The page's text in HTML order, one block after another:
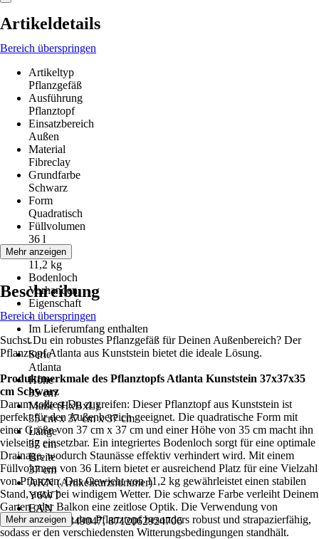
Artikeldetails
Bereich überspringen
Artikeltyp
Pflanzgefäß
Ausführung
Pflanztopf
Einsatzbereich
Außen
Material
Fibreclay
Grundfarbe
Schwarz
Form
Quadratisch
Füllvolumen
36 l
Gewicht
11,2 kg
Bodenloch
Vorhanden
Eigenschaft
-
Im Lieferumfang enthalten
-
Serie
Atlanta
Höhe
35 cm
Maße (HxBxL)
35 cm x 37 cm x 37 cm
Länge
37 cm
Breite
37 cm
AKN (Artikelkurznummer)
Y6WT
EAN
8712062849047, 8712062924706
Mehr anzeigen
Beschreibung
Bereich überspringen
Suchst Du ein robustes Pflanzgefäß für Deinen Außenbereich? Der
Pflanztopf Atlanta aus Kunststein bietet die ideale Lösung.
Produktmerkmale des Pflanztopfs Atlanta Kunststein 37x37x35
cm Schwarz
Darum solltest Du zugreifen: Dieser Pflanztopf aus Kunststein ist
perfekt für den Außenbereich geeignet. Die quadratische Form mit
einer Größe von 37 cm x 37 cm und einer Höhe von 35 cm macht ihn
vielseitig einsetzbar. Ein integriertes Bodenloch sorgt für eine optimale
Drainage, wodurch Staunässe effektiv verhindert wird. Mit einem
Füllvolumen von 36 Litern bietet er ausreichend Platz für eine Vielzahl
von Pflanzen. Das Gewicht von 11,2 kg gewährleistet einen stabilen
Stand, auch bei windigem Wetter. Die schwarze Farbe verleiht Deinem
Garten oder Balkon eine zeitlose Optik. Die Verwendung von
Fasererde macht den Pflanztopf besonders robust und strapazierfähig,
sodass er den verschiedensten Witterungsbedingungen standhält.
Mehr anzeigen